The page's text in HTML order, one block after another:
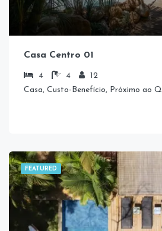
Casa Centro 01
4 4
12
Casa, Custo-Benefício, Próximo ao
FEATURED